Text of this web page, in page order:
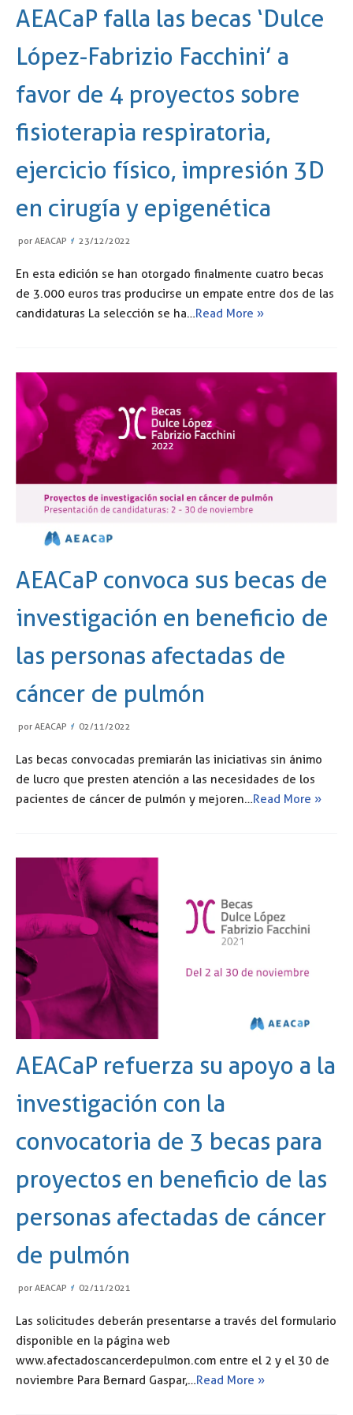
AEACaP falla las becas ‘Dulce
López-Fabrizio Facchini’ a
favor de 4 proyectos sobre
fisioterapia respiratoria,
ejercicio físico, impresión 3D
en cirugía y epigenética
por AEACAP 23/12/2022
En esta edición se han otorgado finalmente cuatro becas
de 3.000 euros tras producirse un empate entre dos de las
candidaturas La selección se ha…Read More »
AEACaP convoca sus becas de
investigación en beneficio de
las personas afectadas de
cáncer de pulmón
por AEACAP 02/11/2022
Las becas convocadas premiarán las iniciativas sin ánimo
de lucro que presten atención a las necesidades de los
pacientes de cáncer de pulmón y mejoren…Read More »
AEACaP refuerza su apoyo a la
investigación con la
convocatoria de 3 becas para
proyectos en beneficio de las
personas afectadas de cáncer
de pulmón
por AEACAP 02/11/2021
Las solicitudes deberán presentarse a través del formulario
disponible en la página web
www.afectadoscancerdepulmon.com entre el 2 y el 30 de
noviembre Para Bernard Gaspar,…Read More »